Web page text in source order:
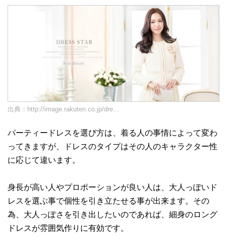
出典： http://image.rakuten.co.jp/dre...
パーティードレスを選び方は、着る人の事情によって変わ
ってきますが、ドレスのタイプはその人のキャラクター性
に応じて違います。
身長が高い人やプロポーションが良い人は、大人っぽいド
レスを選ぶ事で個性を引き立たせる事が出来ます。その
為、大人っぽさを引き出したいのであれば、細身のロング
ドレスが雰囲気作りに有効です。